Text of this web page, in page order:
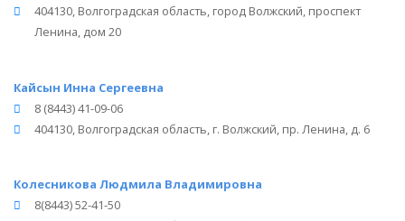
404130, Волгоградская область, город Волжский, проспект
Ленина, дом 20
Кайсын Инна Сергеевна
8 (8443) 41-09-06
404130, Волгоградская область, г. Волжский, пр. Ленина, д. 6
Колесникова Людмила Владимировна
8(8443) 52-41-50